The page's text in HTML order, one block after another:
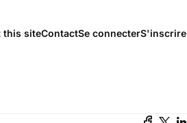
this siteContactSe connecterS'inscrire